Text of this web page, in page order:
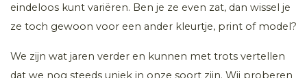
eindeloos kunt variëren. Ben je ze even zat, dan wissel je
ze toch gewoon voor een ander kleurtje, print of model?
We zijn wat jaren verder en kunnen met trots vertellen
dat we nog steeds uniek in onze soort zijn. Wij proberen